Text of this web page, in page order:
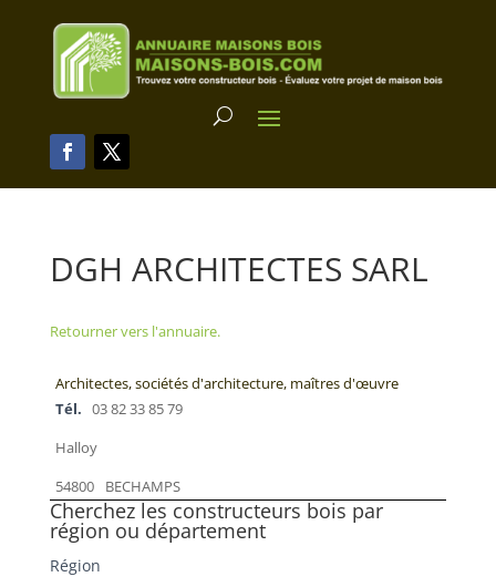
DGH ARCHITECTES SARL
Retourner vers l'annuaire.
Architectes, sociétés d'architecture, maîtres d'œuvre
Tél. 03 82 33 85 79
Halloy
54800 BECHAMPS
Cherchez les constructeurs bois par
région ou département
Région